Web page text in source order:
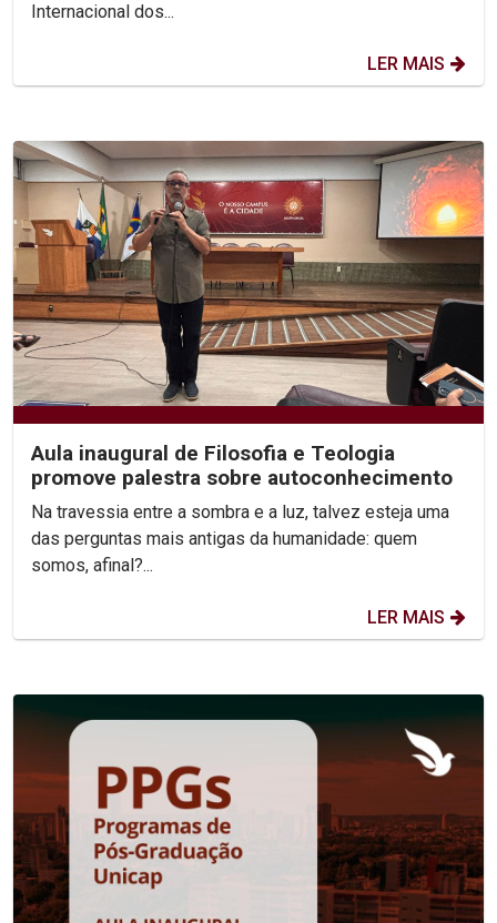
Internacional dos...
LER MAIS
Aula inaugural de Filosofia e Teologia
promove palestra sobre autoconhecimento
Na travessia entre a sombra e a luz, talvez esteja uma
das perguntas mais antigas da humanidade: quem
somos, afinal?...
LER MAIS